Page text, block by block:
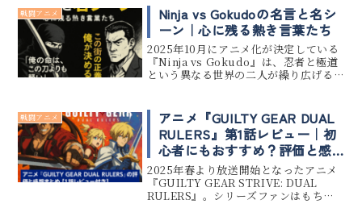
沸騰するようなわかりやすい興奮を期
待していたのに、なぜか心が冷えて...
戦闘アニメ
Ninja vs Gokudoの名言と名シ
ーン｜心に残る熱き言葉たち
2025年10月にアニメ化が決定している
『Ninja vs Gokudo』は、忍者と極道
という異なる世界の二人が繰り広げる
ら読者の心を揺さぶる名言や、印象的...
戦闘アニメ
アニメ『GUILTY GEAR DUAL
RULERS』第1話レビュー｜初
心者にもおすすめ？評価と感
想まとめ
2025年春より放送開始となったアニメ
『GUILTY GEAR STRIVE: DUAL
RULERS』。シリーズファンはもちろ